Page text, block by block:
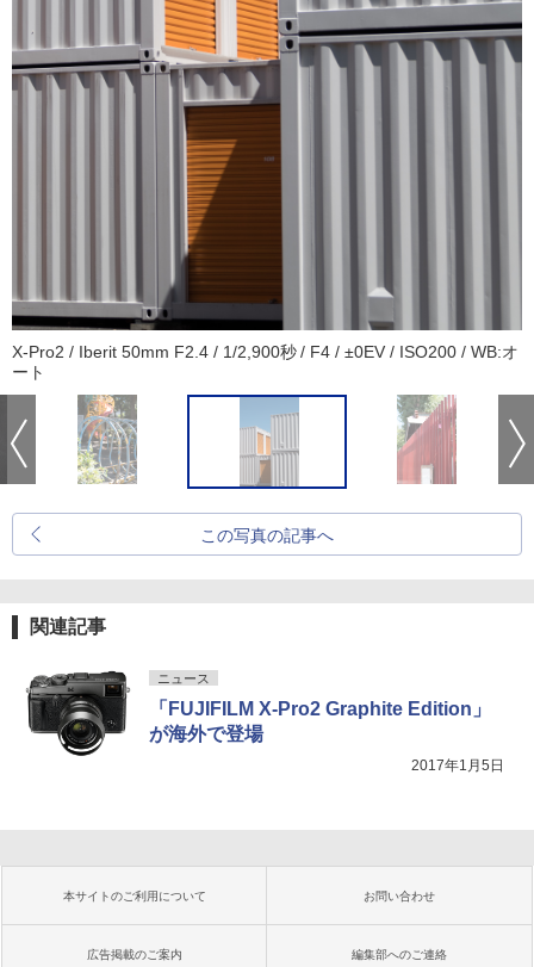
X-Pro2 / Iberit 50mm F2.4 / 1/2,900秒 / F4 / ±0EV / ISO200 / WB:オ
ート
この写真の記事へ
関連記事
ニュース
「FUJIFILM X-Pro2 Graphite Edition」
が海外で登場
2017年1月5日
本サイトのご利用について お問い合わせ
広告掲載のご案内 編集部へのご連絡